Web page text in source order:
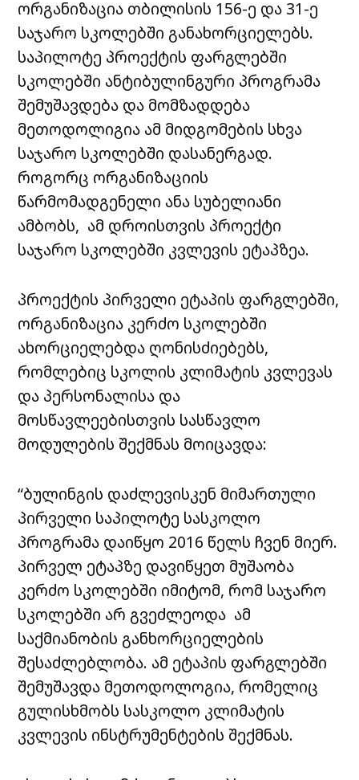
ორგანიზაცია თბილისის 156-ე და 31-ე
საჯარო სკოლებში განახორციელებს.
საპილოტე პროექტის ფარგლებში
სკოლებში ანტიბულინგური პროგრამა
შემუშავდება და მომზადდება
მეთოდოლიგია ამ მიდგომების სხვა
საჯარო სკოლებში დასანერგად.
როგორც ორგანიზაციის
წარმომადგენელი ანა სუბელიანი
ამბობს, ამ დროისთვის პროექტი
საჯარო სკოლებში კვლევის ეტაპზეა.
პროექტის პირველი ეტაპის ფარგლებში,
ორგანიზაცია კერძო სკოლებში
ახორციელებდა ღონისძიებებს,
რომლებიც სკოლის კლიმატის კვლევას
და პერსონალისა და
მოსწავლეებისთვის სასწავლო
მოდულების შექმნას მოიცავდა:
“ბულინგის დაძლევისკენ მიმართული
პირველი საპილოტე სასკოლო
პროგრამა დაიწყო 2016 წელს ჩვენ მიერ.
პირველ ეტაპზე დავიწყეთ მუშაობა
კერძო სკოლებში იმიტომ, რომ საჯარო
სკოლებში არ გვეძლეოდა ამ
საქმიანობის განხორციელების
შესაძლებლობა. ამ ეტაპის ფარგლებში
შემუშავდა მეთოდოლოგია, რომელიც
გულისხმობს სასკოლო კლიმატის
კვლევის ინსტრუმენტების შექმნას.